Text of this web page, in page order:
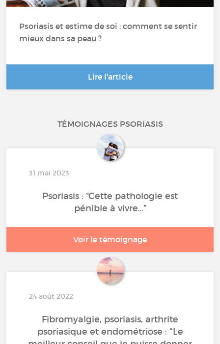
Psoriasis et estime de soi : comment se sentir
mieux dans sa peau ?
Lire l'article
TÉMOIGNAGES PSORIASIS
31 mai 2023
Psoriasis : “Cette pathologie est
pénible à vivre…”
Voir le témoignage
24 août 2022
Fibromyalgie, psoriasis, arthrite
psoriasique et endométriose : "Le